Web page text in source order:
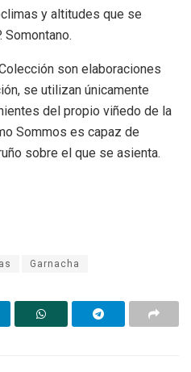
y altitudes que se
Somontano.
son elaboraciones
se utilizan únicamente
del propio viñedo de la
Sommos es capaz de
sobre el que se asienta.
Garnacha